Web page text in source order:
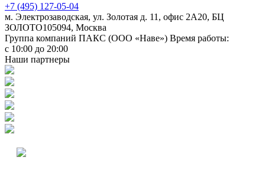
+7 (495) 127-05-04
м. Электрозаводская, ул. Золотая д. 11, офис 2А20, БЦ
ЗОЛОТО105094, Москва
Группа компаний ПАКС (ООО «Наве») Время работы:
с 10:00 до 20:00
Наши партнеры